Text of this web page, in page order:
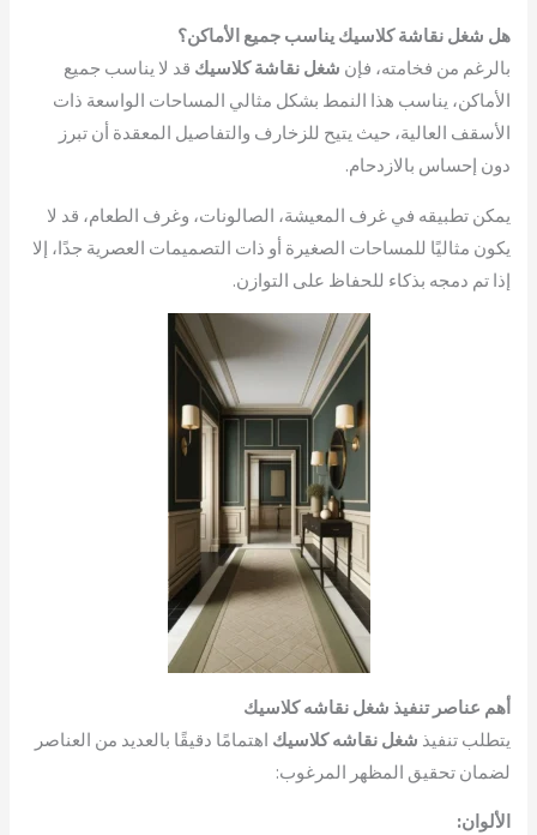
هل شغل نقاشة كلاسيك يناسب جميع الأماكن؟
بالرغم من فخامته، فإن شغل نقاشة كلاسيك قد لا يناسب جميع
الأماكن، يناسب هذا النمط بشكل مثالي المساحات الواسعة ذات
الأسقف العالية، حيث يتيح للزخارف والتفاصيل المعقدة أن تبرز
دون إحساس بالازدحام.
يمكن تطبيقه في غرف المعيشة، الصالونات، وغرف الطعام، قد لا
يكون مثاليًا للمساحات الصغيرة أو ذات التصميمات العصرية جدًا، إلا
إذا تم دمجه بذكاء للحفاظ على التوازن.
أهم عناصر تنفيذ شغل نقاشه كلاسيك
يتطلب تنفيذ شغل نقاشه كلاسيك اهتمامًا دقيقًا بالعديد من العناصر
لضمان تحقيق المظهر المرغوب:
الألوان: